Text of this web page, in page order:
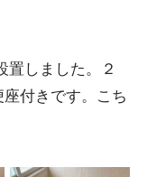
置しました。２
付きです。こち